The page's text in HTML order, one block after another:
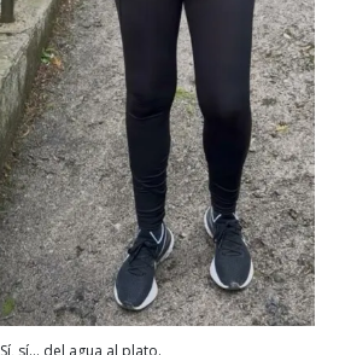
Sí, sí… del agua al plato.